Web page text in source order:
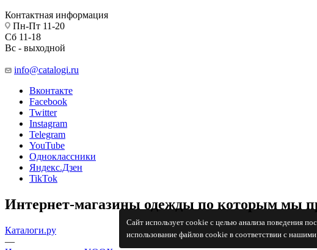
Сайт использует cookie с целью анализа поведения
использование файлов cookie в соответствии с нашими
Контактная информация
Пн-Пт 11-20
Сб 11-18
Вс - выходной
info@catalogi.ru
Вконтакте
Facebook
Twitter
Instagram
Telegram
YouTube
Одноклассники
Яндекс.Дзен
TikTok
Интернет-магазины одежды по которым мы
Каталоги.ру
—